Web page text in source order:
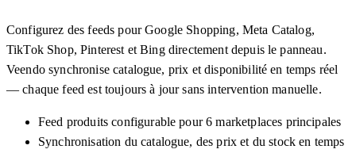
Configurez des feeds pour Google Shopping, Meta Catalog,
TikTok Shop, Pinterest et Bing directement depuis le panneau.
Veendo synchronise catalogue, prix et disponibilité en temps réel
— chaque feed est toujours à jour sans intervention manuelle.
Feed produits configurable pour 6 marketplaces principales
Synchronisation du catalogue, des prix et du stock en temps